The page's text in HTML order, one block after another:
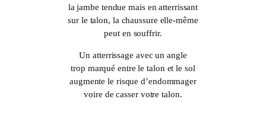
la jambe tendue mais en atterrissant
sur le talon, la chaussure elle-même
peut en souffrir.
Un atterrissage avec un angle
trop marqué entre le talon et le sol
augmente le risque d’endommager
voire de casser votre talon.